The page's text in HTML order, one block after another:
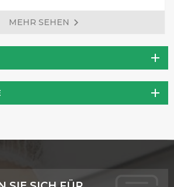
Thrombose, Schutz von Leber und
Human Immunität. Es ist zu einem der
MEHR SEHEN